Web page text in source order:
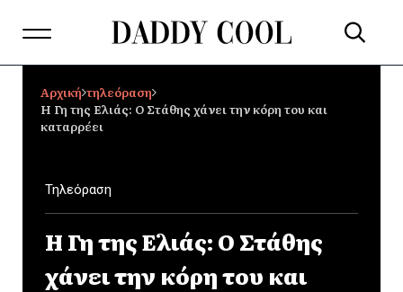
Αρχική τηλεόραση
H Γη της Ελιάς: Ο Στάθης χάνει την κόρη του και
καταρρέει
Τηλεόραση
H Γη της Ελιάς: Ο Στάθης
χάνει την κόρη του και